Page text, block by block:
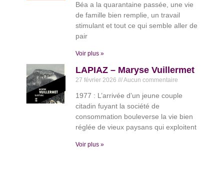
Béa a la quarantaine passée, une vie
de famille bien remplie, un travail
stimulant et tout ce qui semble aller de
pair
Voir plus »
LAPIAZ – Maryse Vuillermet
27 février 2026 Aucun commentaire
1977 : L’arrivée d’un jeune couple
citadin fuyant la société de
consommation bouleverse la vie bien
réglée de vieux paysans qui exploitent
Voir plus »